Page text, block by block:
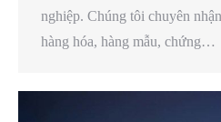
nghiệp. Chúng tôi chuyên
hàng hóa, hàng mẫu, chứng…